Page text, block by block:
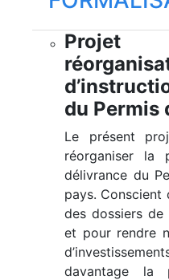
Projet
du Permis
Le présent
réorganiser la
délivrance du
pays. Conscient
des dossiers de
et pour rendre
davantage la